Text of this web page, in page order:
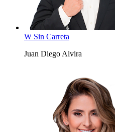
W Sin Carreta
Juan Diego Alvira